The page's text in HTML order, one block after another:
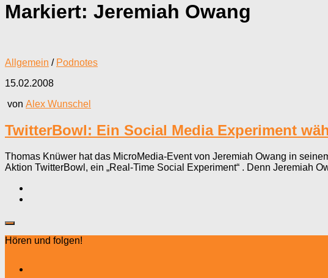
Markiert: Jeremiah Owang
Allgemein / Podnotes
15.02.2008
von Alex Wunschel
TwitterBowl: Ein Social Media Experiment
Thomas Knüwer hat das MicroMedia-Event von Jeremiah Owang in
Aktion TwitterBowl, ein „Real-Time Social Experiment“ . Denn Jeremiah
Hören und folgen!